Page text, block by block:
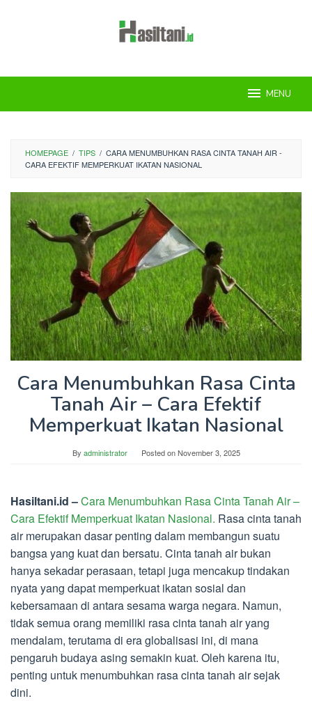
MENU
HOMEPAGE / TIPS / CARA MENUMBUHKAN RASA CINTA TANAH AIR -
CARA EFEKTIF MEMPERKUAT IKATAN NASIONAL
Cara Menumbuhkan Rasa Cinta
Tanah Air – Cara Efektif
Memperkuat Ikatan Nasional
By administrator Posted onNovember 3, 2025
Hasiltani.id –Cara Menumbuhkan Rasa Cinta Tanah Air –
Cara Efektif Memperkuat Ikatan Nasional. Rasa cinta tanah
air merupakan dasar penting dalam membangun suatu
bangsa yang kuat dan bersatu. Cinta tanah air bukan
hanya sekadar perasaan, tetapi juga mencakup tindakan
nyata yang dapat memperkuat ikatan sosial dan
kebersamaan di antara sesama warga negara. Namun,
tidak semua orang memiliki rasa cinta tanah air yang
mendalam, terutama di era globalisasi ini, di mana
pengaruh budaya asing semakin kuat. Oleh karena itu,
penting untuk menumbuhkan rasa cinta tanah air sejak
dini.